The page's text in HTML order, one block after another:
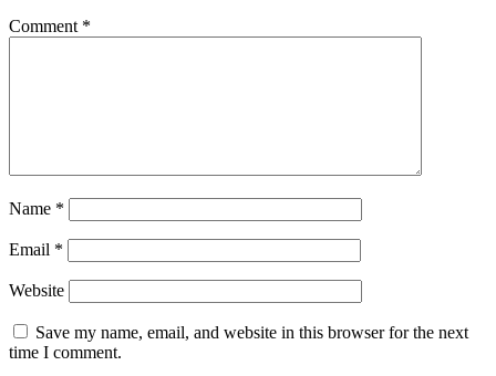
Comment *
Name *
Email *
Website
Save my name, email, and website in this browser for the next
time I comment.